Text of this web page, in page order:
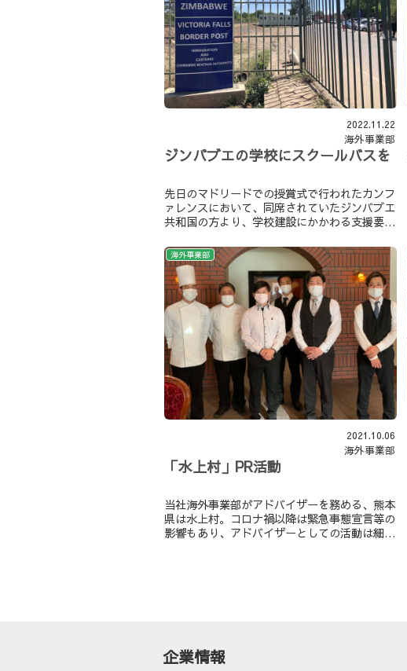
2022.11.22
海外事業部
ジンバブエの学校にスクールバスを
先日のマドリードでの授賞式で行われたカンフ
ァレンスにおいて、同席されていたジンバブエ
共和国の方より、学校建設にかかわる支援要請
バブエにおいて学校建設の事業を行っていらっ
しゃいます。しかし、本来であれば連携すべき
政府が機能しておらず、思うように事業が進ん
でいない状況とのこと。
海外事業部
2021.10.06
海外事業部
「水上村」PR活動
当社海外事業部がアドバイザーを務める、熊本
県は水上村。コロナ禍以降は緊急事態宣言等の
影響もあり、アドバイザーとしての活動は細々
企業情報